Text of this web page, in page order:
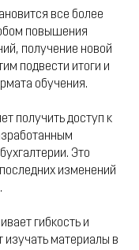
все более
повышения
получение новой
подвести итоги и
обучения.
получить доступ к
Это
изменений
гибкость и
изучать материалы в